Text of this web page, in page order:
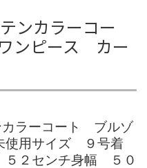
ンカラーコー
ンピース カー
カラーコート ブルゾ
使用サイズ ９号着
２センチ身幅 ５０